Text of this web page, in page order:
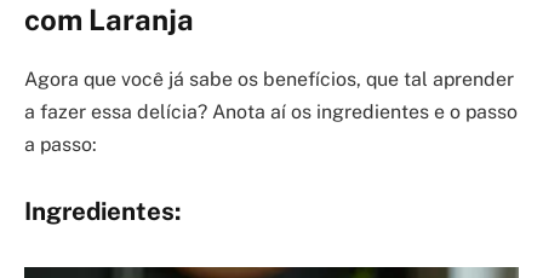
com Laranja
Agora que você já sabe os benefícios, que tal aprender
a fazer essa delícia? Anota aí os ingredientes e o passo
a passo:
Ingredientes: